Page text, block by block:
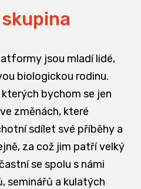
jsou mladí lidé,
biologickou rodinu.
bychom se jen
změnách, které
sdílet své příběhy a
za což jim patří velký
se spolu s námi
seminářů a kulatých